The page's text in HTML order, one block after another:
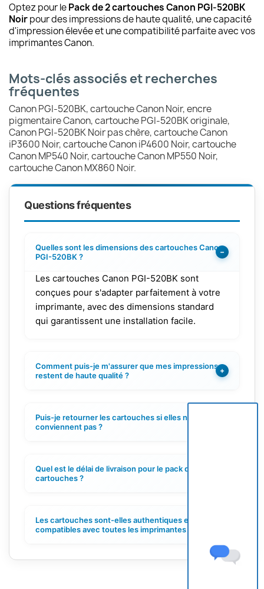
Optez pour lePack de 2 cartouches Canon PGI-520BK
Noirpour des impressions de haute qualité, une capacité
d'impression élevée et une compatibilité parfaite avec vos
imprimantes Canon.
Mots-clés associés et recherches
fréquentes
Canon PGI-520BK, cartouche Canon Noir, encre
pigmentaire Canon, cartouche PGI-520BK originale,
Canon PGI-520BK Noir pas chère, cartouche Canon
iP3600 Noir, cartouche Canon iP4600 Noir, cartouche
Canon MP540 Noir, cartouche Canon MP550 Noir,
cartouche Canon MX860 Noir.
Questions fréquentes
Quelles sont les dimensions des cartouches Canon
PGI-520BK ?
−
Les cartouches Canon PGI-520BK sont
conçues pour s'adapter parfaitement à votre
imprimante, avec des dimensions standard
qui garantissent une installation facile.
Comment puis-je m'assurer que mes impressions
restent de haute qualité ?
+
Puis-je retourner les cartouches si elles ne
conviennent pas ?
Quel est le délai de livraison pour le pack de
cartouches ?
Les cartouches sont-elles authentiques et
compatibles avec toutes les imprimantes Canon ?